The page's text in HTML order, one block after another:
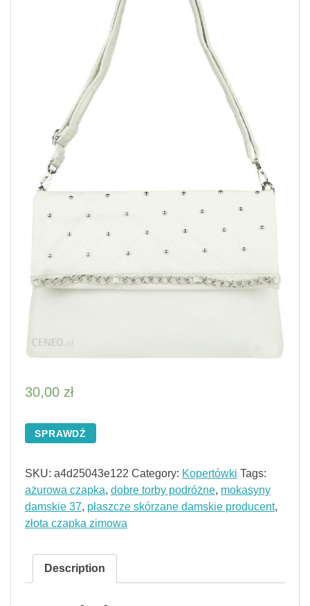
30,00 zł
SPRAWDŹ
SKU: a4d25043e122 Category: Kopertówki Tags:
ażurowa czapka, dobre torby podróżne, mokasyny
damskie 37, płaszcze skórzane damskie producent,
złota czapka zimowa
Description